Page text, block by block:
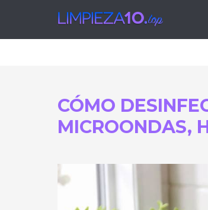
CÓMO
MICROONDAS,